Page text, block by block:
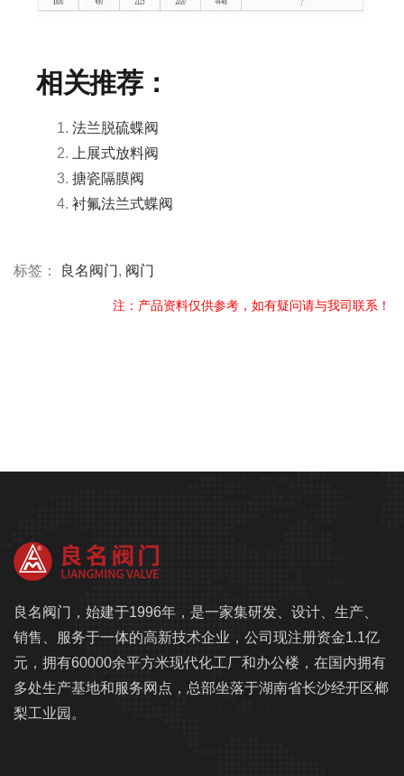
相关推荐：
法兰脱硫蝶阀
上展式放料阀
搪瓷隔膜阀
衬氟法兰式蝶阀
标签： 良名阀门, 阀门
注：产品资料仅供参考，如有疑问请与我司联系！
良名阀门，始建于1996年，是一家集研发、设计、生产、
销售、服务于一体的高新技术企业，公司现注册资金1.1亿
元，拥有60000余平方米现代化工厂和办公楼，在国内拥有
多处生产基地和服务网点，总部坐落于湖南省长沙经开区榔
梨工业园。